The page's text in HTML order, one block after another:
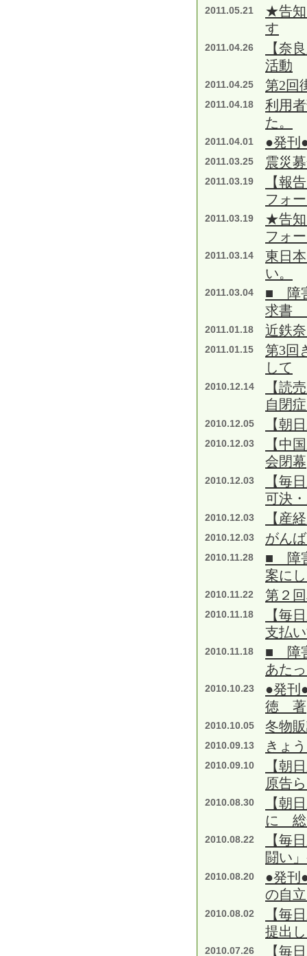
2011.05.21
★告知
す
2011.04.26
【奈
活動
2011.04.25 第2回
2011.04.18
利用
た。
2011.04.01 ●発刊
2011.03.25 震災
2011.03.19
【報
フォ
2011.03.19
★告知
フォ
2011.03.14
東日
い。
2011.03.04
■ 障
求書
2011.01.18 近鉄
2011.01.15
第3回
して
2010.12.14
【読
自閉
2010.12.05 【朝
2010.12.03
【中
会閉幕
2010.12.03
【毎
可決
2010.12.03 【産
2010.12.03 がん
2010.11.28
■ 障
案に
2010.11.22 第２
2010.11.18
【毎
支払
2010.11.18
■ 障
あた
2010.10.23
●発刊
徳 著
2010.10.05 冬物
2010.09.13 きょ
2010.09.10
【朝
原告
2010.08.30
【朝
に 総
2010.08.22
【毎
闘い
2010.08.20
●発刊
の自
2010.08.02
【毎
提出
2010.07.26
【毎